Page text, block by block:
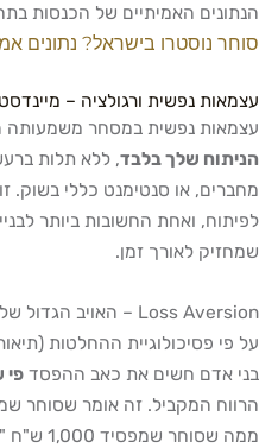
הנתונים האמיתיים של הכנסות
סוחר נוסטרו בישראל? נתונים
עצמאות נפשית ורגולציה –
עצמאות נפשית במסחר משמעותה
הניתוח שלך בלבד, ללא תלות
מחברים, או סנטימנט כללי בשוק.
לפיתוח, ואחת החשובות ביותר
שמחזיק לאורך זמן.
Loss Aversion – האויב הגדול של עצמאות נפשית
על פי פסיכולוגיית ההחלטות
בני אדם חשים את כאב ההפסד פי